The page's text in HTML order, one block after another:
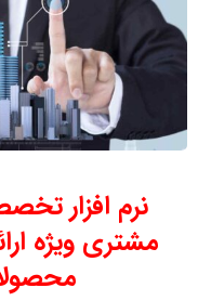
نرم افزار
مشتری ویژه